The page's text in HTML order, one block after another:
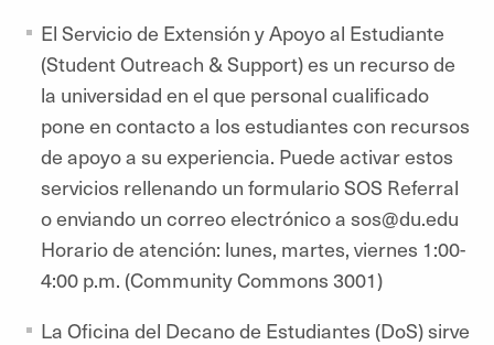
El Servicio de Extensión y Apoyo al Estudiante
(Student Outreach & Support) es un recurso de
la universidad en el que personal cualificado
pone en contacto a los estudiantes con recursos
de apoyo a su experiencia. Puede activar estos
servicios rellenando un formulario SOS Referral
o enviando un correo electrónico a sos@du.edu
Horario de atención: lunes, martes, viernes 1:00-
4:00 p.m. (Community Commons 3001)
La Oficina del Decano de Estudiantes (DoS) sirve